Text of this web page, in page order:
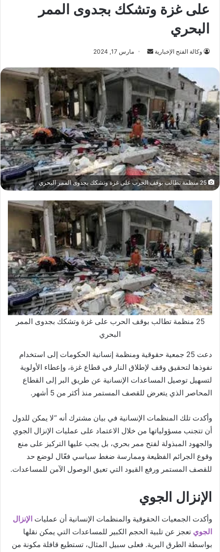
على غزة وتشكك بجدوى الممر
البحري
وكالة الفتح الإخبارية
أرسل
إلكترونيا
مارس 17, 2024
25 منظمة تطالب بوقف الحرب على غزة وتشكك بجدوى الممر
البحري
دعت 25 جمعية حقوقية ومنظمة إنسانية الحكومات إلى استخدام
نفوذها لتحقيق وقف لإطلاق النار في قطاع غزة، وإعطاء الأولوية
لتسهيل توصيل المساعدات الإنسانية عن طريق البر إلى القطاع
المحاصر الذي يتعرض للقصف المستمر منذ أكثر من 5 أشهر.
وأكدت تلك المنظمات الإنسانية في بيان مشترك أنه “لا يمكن للدول
أن تتجنب مسؤولياتها من خلال الاعتماد على عمليات الإنزال الجوي
والجهود المبذولة لفتح ممر بحري، بل يجب عليها التركيز على منع
وقوع الجرائم الفظيعة وممارسة ضغط سياسي فعّال لوضع حد
للقصف المستمر ورفع القيود التي تعيق الوصول الآمن للمساعدات.
الإنزال الجوي
وأكدت الجمعيات الحقوقية والمنظمات الإنسانية أن عمليات الإنزال
الجوي تعجز عن تلبية الحجم الكبير للمساعدات التي يمكن نقلها
بواسطة الطرق البرية. فعلى سبيل المثال، تستطيع قافلة مكونة من